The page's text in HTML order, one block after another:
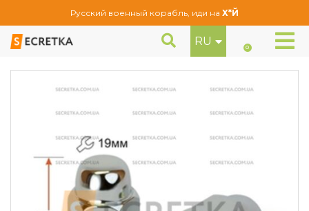
Русский военный корабль, иди на Х*Й
RU 0
Гайки Гайка колесная 1/2"-20 UNF Хром высота 35 мм Конус (401442)